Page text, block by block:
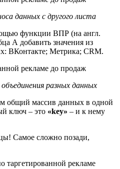
данных с другого листа
функции ВПР (на англ.
А добавить значения из
ВКонтакте; Метрика; CRM.
разных данных
общий массив данных в одной
ключ – это «key» – и к нему
Самое сложно позади,
таргетированной рекламе